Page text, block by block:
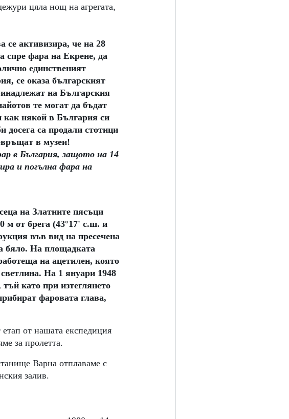
цяла нощ на агрегата,
се активизира, че на 28
спре фара на Екрене, да
единственият
се оказа българският
на Българския
те могат да бъдат
как някой в България си
са продали стотици
в музеи!
в България, защото на 14
и погълна фара на
на Златните пясъци
м от брега (43°17' с.ш. и
във вид на пресечена
бяло. На площадката
на ацетилен, която
На 1 януари 1948
като при изтеглянето
фаровата глава,
от нашата експедиция
за пролетта.
Варна отплаваме с
залив.